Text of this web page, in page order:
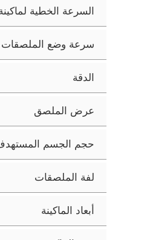
السرعة الخطية
سرعة وضع الملصقات
الدقة
عرض الملصق
حجم الجسم
لفة الملصقات
أبعاد الماكينة